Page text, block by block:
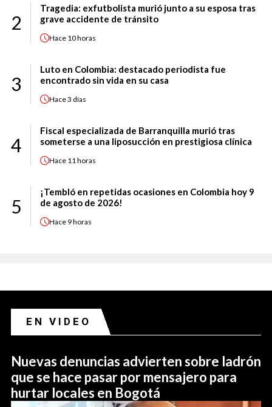
2
Tragedia: exfutbolista murió junto a su esposa tras
grave accidente de tránsito
Hace 10 horas
3
Luto en Colombia: destacado periodista fue
encontrado sin vida en su casa
Hace3 días
4
Fiscal especializada de Barranquilla murió tras
someterse a una liposucción en prestigiosa clínica
Hace 11 horas
5
¡Tembló en repetidas ocasiones en Colombia hoy 9
de agosto de 2026!
Hace 9 horas
EN VIDEO
Nuevas denuncias advierten sobre ladrón
que se hace pasar por mensajero para
hurtar locales en Bogotá